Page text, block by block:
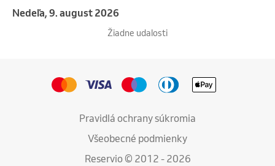
nedeľa, 9. august 2026
Žiadne udalosti
Pravidlá ochrany súkromia
Všeobecné podmienky
Reservio © 2012 - 2026